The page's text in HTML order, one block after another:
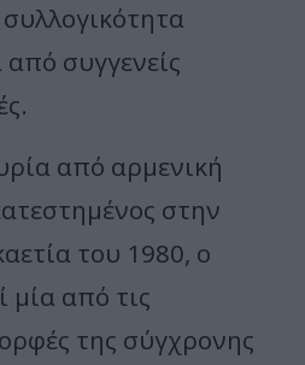
συγγενείς
από αρμενική
στην
του 1980, ο
μία από τις
της σύγχρονης